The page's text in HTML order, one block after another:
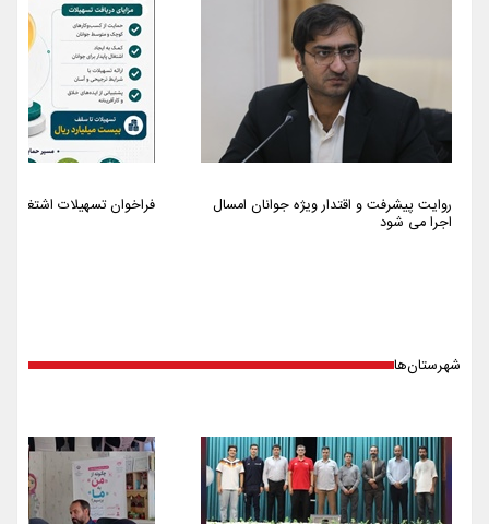
روایت پیشرفت و اقتدار ویژه جوانان امسال
اجرا می شود
فراخوان تسهیلات اشتغالزایی
شهرستان‌ها